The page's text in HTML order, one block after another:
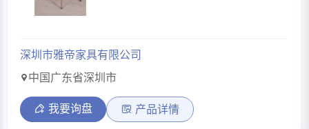
深圳市雅帝家具有限公司
中国广东省深圳市
我要询盘 产品详情